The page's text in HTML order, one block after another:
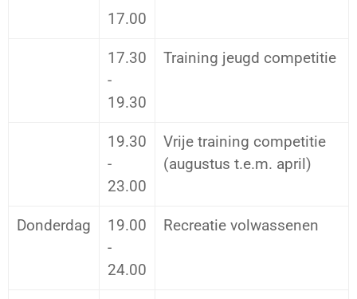
17.00
17.30
-
19.30
Training jeugd competitie
19.30
-
23.00
Vrije training competitie
(augustus t.e.m. april)
Donderdag
19.00
-
24.00
Recreatie volwassenen